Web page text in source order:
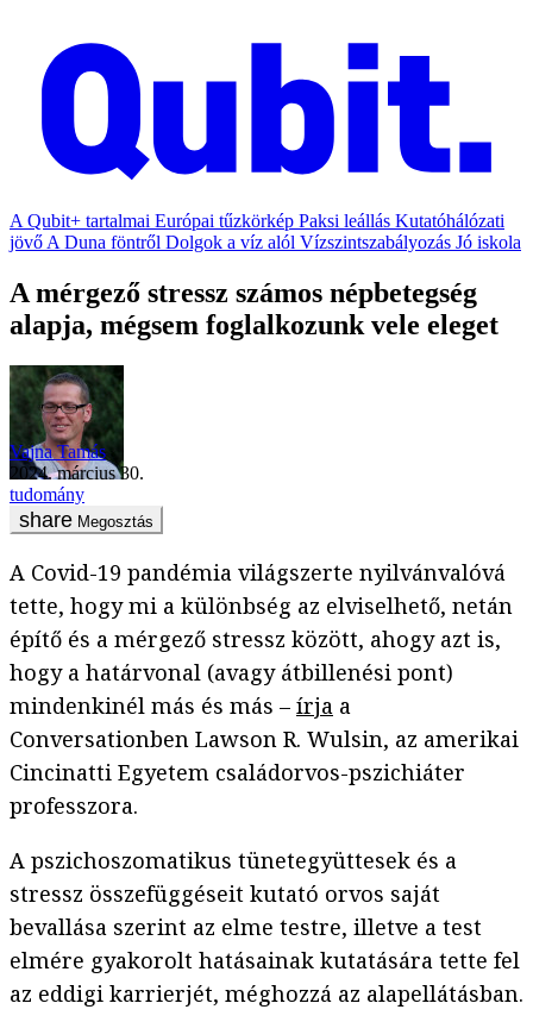
A Qubit+ tartalmai Európai tűzkörkép Paksi leállás Kutatóhálózati
jövő A Duna föntről Dolgok a víz alól Vízszintszabályozás Jó iskola
A mérgező stressz számos népbetegség
alapja, mégsem foglalkozunk vele eleget
Vajna Tamás
2024. március 30.
tudomány
Megosztás
A Covid-19 pandémia világszerte nyilvánvalóvá
tette, hogy mi a különbség az elviselhető, netán
építő és a mérgező stressz között, ahogy azt is,
hogy a határvonal (avagy átbillenési pont)
mindenkinél más és más – írja a
Conversationben Lawson R. Wulsin, az amerikai
Cincinatti Egyetem családorvos-pszichiáter
professzora.
A pszichoszomatikus tünetegyüttesek és a
stressz összefüggéseit kutató orvos saját
bevallása szerint az elme testre, illetve a test
elmére gyakorolt hatásainak kutatására tette fel
az eddigi karrierjét, méghozzá az alapellátásban.